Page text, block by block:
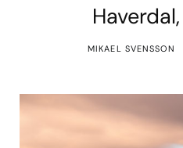
MIKAEL SVENSSON